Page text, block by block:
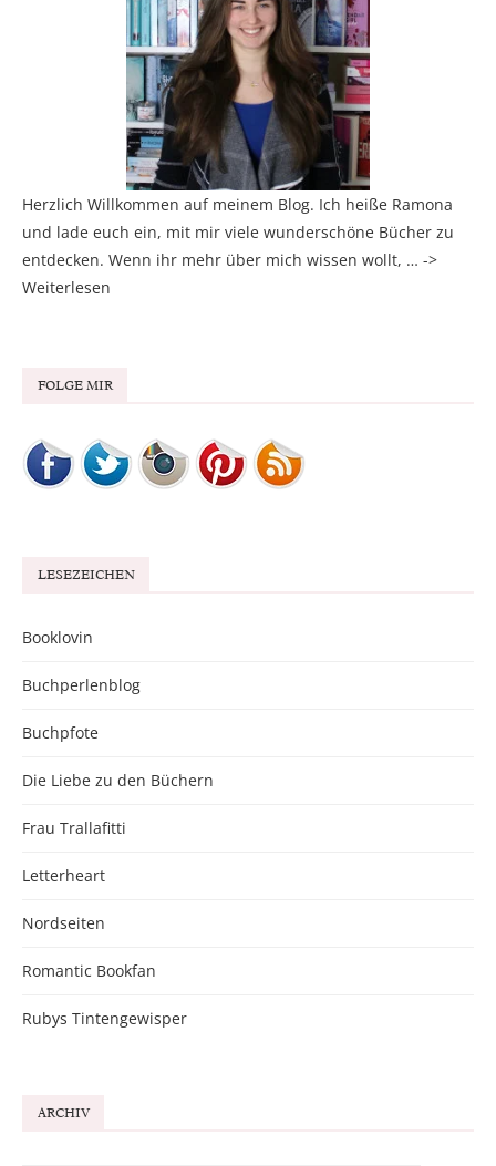
Herzlich Willkommen auf meinem Blog. Ich heiße Ramona
und lade euch ein, mit mir viele wunderschöne Bücher zu
entdecken. Wenn ihr mehr über mich wissen wollt, … ->
Weiterlesen
FOLGE MIR
LESEZEICHEN
Booklovin
Buchperlenblog
Buchpfote
Die Liebe zu den Büchern
Frau Trallafitti
Letterheart
Nordseiten
Romantic Bookfan
Rubys Tintengewisper
ARCHIV